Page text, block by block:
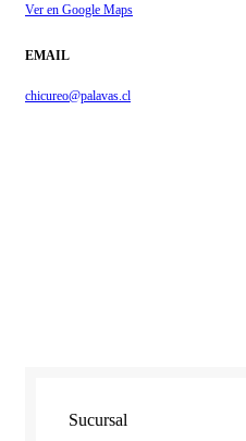
Ver en Google Maps
EMAIL
chicureo@palavas.cl
Sucursal